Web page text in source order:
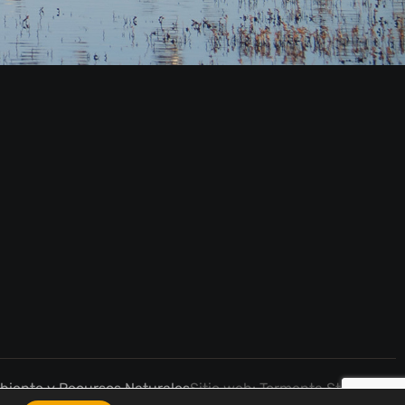
y Recursos NaturalesSitio web: Tormenta Studio